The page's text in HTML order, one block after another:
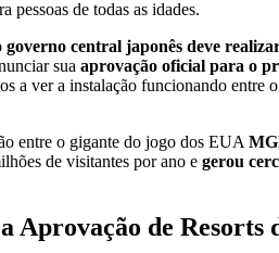
pessoas de todas as idades.
governo central japonês deve
sua aprovação oficial para o
a ver a instalação funcionando
entre o gigante do jogo dos EUA
de visitantes por ano e gerou
Aprovação de